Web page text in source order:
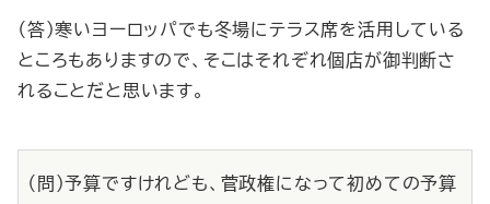
（答）寒いヨーロッパでも冬場にテラス席を活用している
ところもありますので、そこはそれぞれ個店が御判断さ
れることだと思います。
（問）予算ですけれども、菅政権になって初めての予算